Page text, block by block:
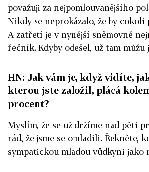
považuji za nejpomlouvanějšího
Nikdy se neprokázalo, že by cokoli
A zatřetí je v nynější sněmovně
řečník. Kdyby odešel, už tam můžu
HN: Jak vám je, když vidíte,
kterou jste založil, plácá
procent?
Myslím, že se už držíme nad pěti
rád, že jsme se omladili. Řekněte,
sympatickou mladou vůdkyni jako